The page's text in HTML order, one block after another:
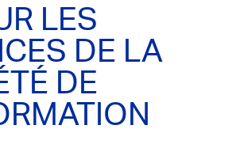
LES
DE LA
DE